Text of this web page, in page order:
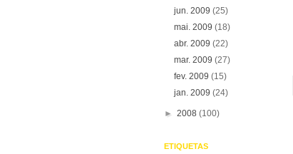
jun. 2009(25)
mai. 2009(18)
abr. 2009(22)
mar. 2009(27)
fev. 2009(15)
jan. 2009(24)
► 2008 (100)
ETIQUETAS